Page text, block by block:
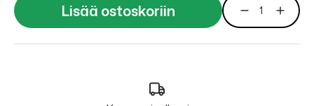
Lisää ostoskoriin